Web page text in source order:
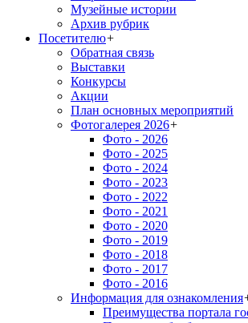
Музейные истории
Архив рубрик
Посетителю+
Обратная связь
Выставки
Конкурсы
Акции
План основных мероприятий
Фотогалерея 2026+
Фото - 2026
Фото - 2025
Фото - 2024
Фото - 2023
Фото - 2022
Фото - 2021
Фото - 2020
Фото - 2019
Фото - 2018
Фото - 2017
Фото - 2016
Информация для ознакомления
Преимущества портала